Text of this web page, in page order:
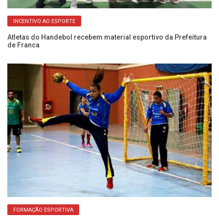
INCENTIVO AO ESPORTE
Atletas do Handebol recebem material esportivo da Prefeitura
de Franca
FORMAÇÃO ESPORTIVA